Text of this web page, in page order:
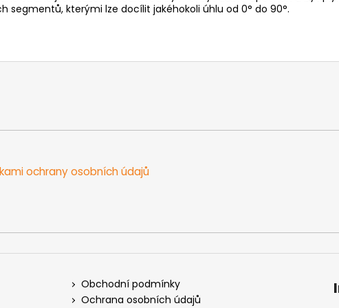
segmentů, kterými lze docílit jakéhokoli úhlu od 0° do 90°.
ochrany osobních údajů
Obchodní podmínky
Ochrana osobních údajů